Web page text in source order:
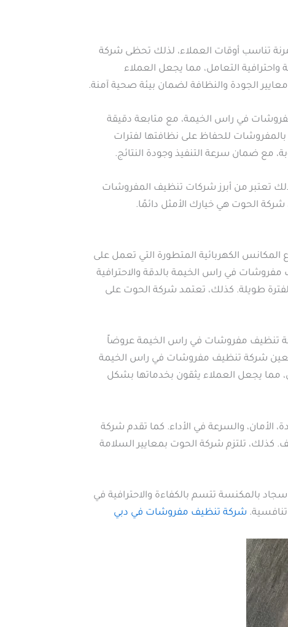
تناسب أوقات العملاء، لذلك تحظى شركة
التعامل، مما يجعل العملاء
الجودة والنظافة لضمان بيئة صحية آمنة.
في راس الخيمة، مع متابعة دقيقة
للحفاظ على نظافتها لفترات
مع ضمان سرعة التنفيذ وجودة النتائج.
تعتبر من أبرز شركات تنظيف المفروشات
الحوت هي خيارك الأمثل دائمًا.
الكهربائية المتطورة التي تعمل على
مفروشات في راس الخيمة بالدقة والاحترافية
طويلة. كذلك، تعتمد شركة الحوت على
تنظيف مفروشات في راس الخيمة عروضاً
شركة تنظيف مفروشات في راس الخيمة
مما يجعل العملاء يثقون بخدماتها بشكل
والسرعة في الأداء. كما تقدم شركة
كذلك، تلتزم شركة الحوت بمعايير السلامة
بالمكنسة تتسم بالكفاءة والاحترافية في
شركة تنظيف مفروشات في دبي